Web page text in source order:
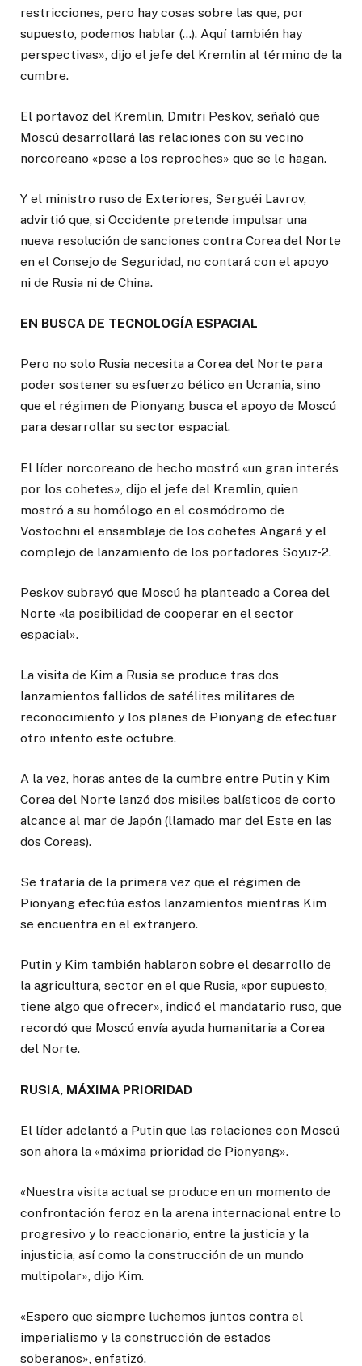
restricciones, pero hay cosas sobre las que, por
supuesto, podemos hablar (…). Aquí también hay
perspectivas», dijo el jefe del Kremlin al término de la
cumbre.
El portavoz del Kremlin, Dmitri Peskov, señaló que
Moscú desarrollará las relaciones con su vecino
norcoreano «pese a los reproches» que se le hagan.
Y el ministro ruso de Exteriores, Serguéi Lavrov,
advirtió que, si Occidente pretende impulsar una
nueva resolución de sanciones contra Corea del Norte
en el Consejo de Seguridad, no contará con el apoyo
ni de Rusia ni de China.
EN BUSCA DE TECNOLOGÍA ESPACIAL
Pero no solo Rusia necesita a Corea del Norte para
poder sostener su esfuerzo bélico en Ucrania, sino
que el régimen de Pionyang busca el apoyo de Moscú
para desarrollar su sector espacial.
El líder norcoreano de hecho mostró «un gran interés
por los cohetes», dijo el jefe del Kremlin, quien
mostró a su homólogo en el cosmódromo de
Vostochni el ensamblaje de los cohetes Angará y el
complejo de lanzamiento de los portadores Soyuz-2.
Peskov subrayó que Moscú ha planteado a Corea del
Norte «la posibilidad de cooperar en el sector
espacial».
La visita de Kim a Rusia se produce tras dos
lanzamientos fallidos de satélites militares de
reconocimiento y los planes de Pionyang de efectuar
otro intento este octubre.
A la vez, horas antes de la cumbre entre Putin y Kim
Corea del Norte lanzó dos misiles balísticos de corto
alcance al mar de Japón (llamado mar del Este en las
dos Coreas).
Se trataría de la primera vez que el régimen de
Pionyang efectúa estos lanzamientos mientras Kim
se encuentra en el extranjero.
Putin y Kim también hablaron sobre el desarrollo de
la agricultura, sector en el que Rusia, «por supuesto,
tiene algo que ofrecer», indicó el mandatario ruso, que
recordó que Moscú envía ayuda humanitaria a Corea
del Norte.
RUSIA, MÁXIMA PRIORIDAD
El líder adelantó a Putin que las relaciones con Moscú
son ahora la «máxima prioridad de Pionyang».
«Nuestra visita actual se produce en un momento de
confrontación feroz en la arena internacional entre lo
progresivo y lo reaccionario, entre la justicia y la
injusticia, así como la construcción de un mundo
multipolar», dijo Kim.
«Espero que siempre luchemos juntos contra el
imperialismo y la construcción de estados
soberanos», enfatizó.